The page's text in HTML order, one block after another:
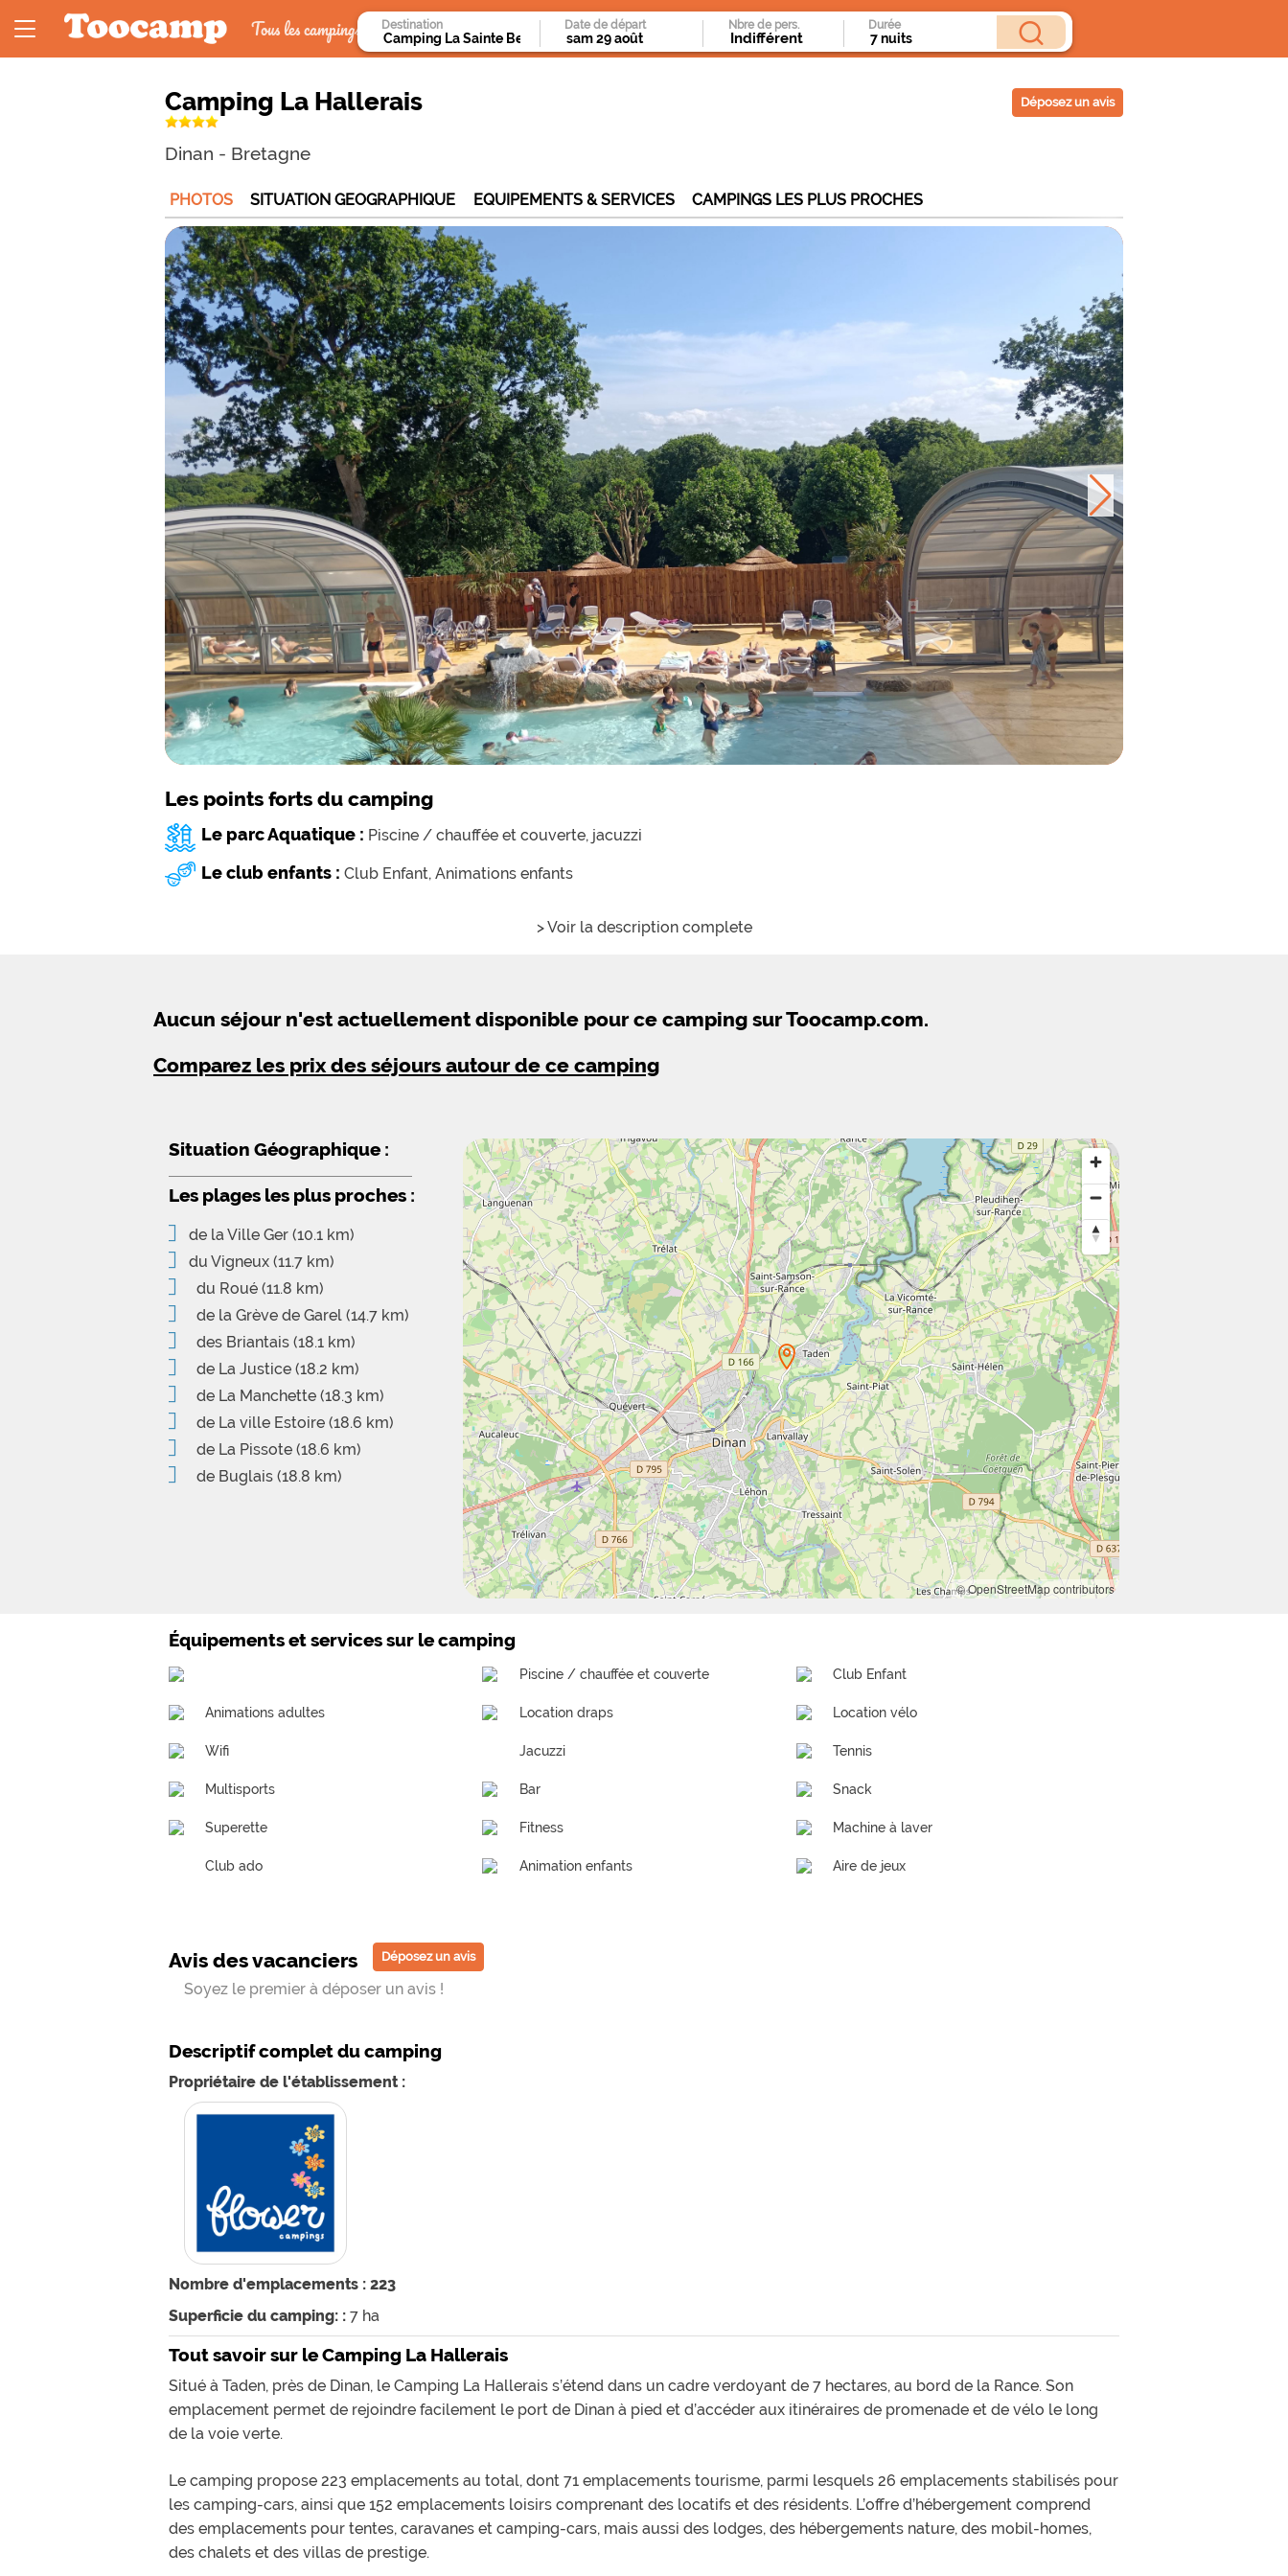
Tous les campings Destination Date de départ Durée
Nbre de pers.
Camping La Hallerais
Dinan - Bretagne
Déposez un avis
PHOTOS SITUATION GEOGRAPHIQUE EQUIPEMENTS & SERVICES CAMPINGS LES PLUS PROCHES
Les points forts du camping
Le parc Aquatique : Piscine / chauffée et couverte, jacuzzi
Le club enfants : Club Enfant, Animations enfants
> Voir la description complete
Aucun séjour n'est actuellement disponible pour ce camping sur Toocamp.com.
Comparez les prix des séjours autour de ce camping
Situation Géographique :
© OpenStreetMap contributors
Les plages les plus proches :
de la Ville Ger (10.1 km)
du Vigneux (11.7 km)
du Roué (11.8 km)
de la Grève de Garel (14.7 km)
des Briantais (18.1 km)
de La Justice (18.2 km)
de La Manchette (18.3 km)
de La ville Estoire (18.6 km)
de La Pissote (18.6 km)
de Buglais (18.8 km)
Équipements et services sur le camping
Piscine / chauffée et couverte Club Enfant
Animations adultes Location draps Location vélo
Wifi Jacuzzi Tennis
Multisports Bar Snack
Superette Fitness Machine à laver
Club ado Animation enfants Aire de jeux
Avis des vacanciers Déposez un avis
Soyez le premier à déposer un avis !
Descriptif complet du camping
Propriétaire de l'établissement :
Nombre d'emplacements : 223
Superficie du camping: : 7 ha
Tout savoir sur le Camping La Hallerais
Situé à Taden, près de Dinan, le Camping La Hallerais s’étend dans un cadre verdoyant de 7 hectares, au bord de la Rance. Son
emplacement permet de rejoindre facilement le port de Dinan à pied et d’accéder aux itinéraires de promenade et de vélo le long
de la voie verte.
Le camping propose 223 emplacements au total, dont 71 emplacements tourisme, parmi lesquels 26 emplacements stabilisés pour
les camping-cars, ainsi que 152 emplacements loisirs comprenant des locatifs et des résidents. L’offre d’hébergement comprend
des emplacements pour tentes, caravanes et camping-cars, mais aussi des lodges, des hébergements nature, des mobil-homes,
des chalets et des villas de prestige.